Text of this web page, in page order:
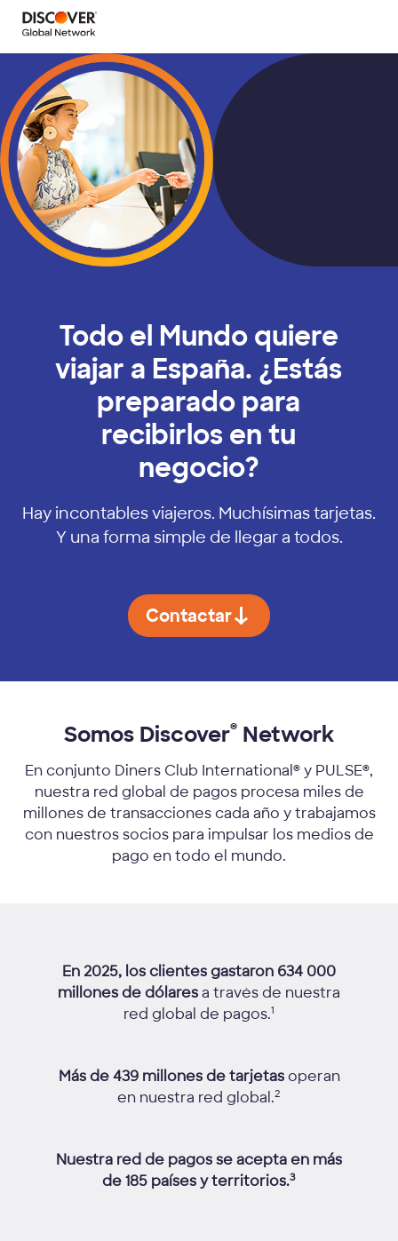
Skip
to
main
content
Todo el Mundo quiere
viajar a España. ¿Estás
preparado para
recibirlos en tu
negocio?
Hay incontables viajeros. Muchísimas tarjetas.
Y una forma simple de llegar a todos.
Contactar
Somos Discover® Network
En conjunto Diners Club International® y PULSE®,
nuestra red global de pagos procesa miles de
millones de transacciones cada año y trabajamos
con nuestros socios para impulsar los medios de
pago en todo el mundo.
En 2025, los clientes gastaron 634 000
millones de dólaresa través de nuestra
red global de pagos.1
Más de 439 millones de tarjetasoperan
en nuestra red global.2
Nuestra red de pagos se acepta en más
de 185 países y territorios.3